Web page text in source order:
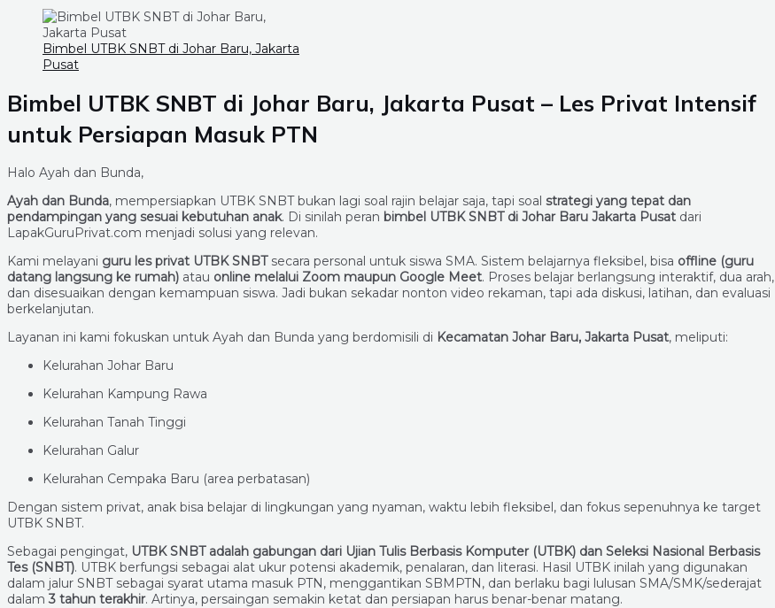
Bimbel UTBK SNBT di Johar Baru, Jakarta
Pusat
Bimbel UTBK SNBT di Johar Baru, Jakarta Pusat – Les Privat Intensif
untuk Persiapan Masuk PTN
Halo Ayah dan Bunda,
Ayah dan Bunda, mempersiapkan UTBK SNBT bukan lagi soal rajin belajar saja, tapi soal strategi yang tepat dan
pendampingan yang sesuai kebutuhan anak. Di sinilah peran bimbel UTBK SNBT di Johar Baru Jakarta Pusat dari
LapakGuruPrivat.com menjadi solusi yang relevan.
Kami melayani guru les privat UTBK SNBTsecara personal untuk siswa SMA. Sistem belajarnya fleksibel, bisa offline (guru
datang langsung ke rumah) atau online melalui Zoom maupun Google Meet. Proses belajar berlangsung interaktif, dua arah,
dan disesuaikan dengan kemampuan siswa. Jadi bukan sekadar nonton video rekaman, tapi ada diskusi, latihan, dan evaluasi
berkelanjutan.
Layanan ini kami fokuskan untuk Ayah dan Bunda yang berdomisili di Kecamatan Johar Baru, Jakarta Pusat, meliputi:
Kelurahan Johar Baru
Kelurahan Kampung Rawa
Kelurahan Tanah Tinggi
Kelurahan Galur
Kelurahan Cempaka Baru (area perbatasan)
Dengan sistem privat, anak bisa belajar di lingkungan yang nyaman, waktu lebih fleksibel, dan fokus sepenuhnya ke target
UTBK SNBT.
Sebagai pengingat, UTBK SNBT adalah gabungan dari Ujian Tulis Berbasis Komputer (UTBK) dan Seleksi Nasional Berbasis
Tes (SNBT). UTBK berfungsi sebagai alat ukur potensi akademik, penalaran, dan literasi. Hasil UTBK inilah yang digunakan
dalam jalur SNBT sebagai syarat utama masuk PTN, menggantikan SBMPTN, dan berlaku bagi lulusan SMA/SMK/sederajat
dalam3 tahun terakhir. Artinya, persaingan semakin ketat dan persiapan harus benar-benar matang.